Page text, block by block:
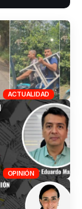
ACTUALIDAD
OPINIÓN